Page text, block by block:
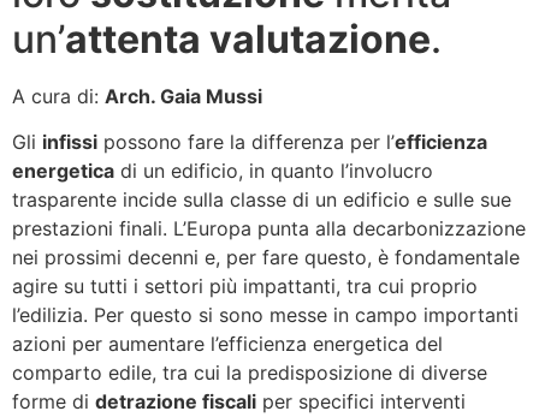
un’attenta valutazione.
A cura di: Arch. Gaia Mussi
Gli infissi possono fare la differenza per l’efficienza
energetica di un edificio, in quanto l’involucro
trasparente incide sulla classe di un edificio e sulle sue
prestazioni finali. L’Europa punta alla decarbonizzazione
nei prossimi decenni e, per fare questo, è fondamentale
agire su tutti i settori più impattanti, tra cui proprio
l’edilizia. Per questo si sono messe in campo importanti
azioni per aumentare l’efficienza energetica del
comparto edile, tra cui la predisposizione di diverse
forme di detrazione fiscali per specifici interventi